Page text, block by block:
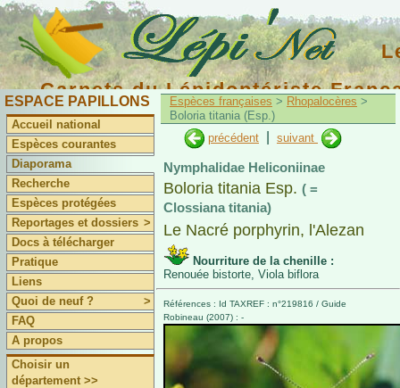
Carnets du Lépidoptériste
ESPACE PAPILLONS
Accueil national
Espèces courantes
Diaporama
Recherche
Espèces protégées
Reportages et dossiers >
Docs à télécharger
Pratique
Liens
Quoi de neuf ?
>
FAQ
A propos
Choisir un
département >>
Espèces françaises > Rhopalocères >
Boloria titania (Esp.)
précédent
suivant
Nymphalidae Heliconiinae
Boloria titania Esp. ( =
Clossiana titania)
Le Nacré porphyrin, l'Alezan
Nourriture de la chenille :
Renouée bistorte, Viola biflora
Références : Id TAXREF : n°219816 / Guide
Robineau (2007) : -